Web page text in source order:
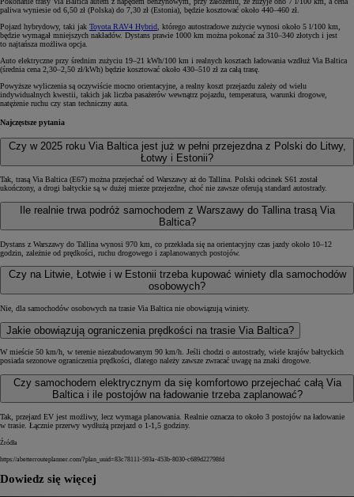
paliwa wyniesie od 6,50 zł (Polska) do 7,30 zł (Estonia), będzie kosztować około 440–460 zł.
Pojazd hybrydowy, taki jak Toyota RAV4 Hybrid , którego autostradowe zużycie wynosi około 5 l/100 km,
będzie wymagał mniejszych nakładów. Dystans prawie 1000 km można pokonać za 310–340 złotych i jest
to najtańsza możliwa opcja.
Auto elektryczne przy średnim zużyciu 19–21 kWh/100 km i realnych kosztach ładowania wzdłuż Via Baltica
(średnia cena 2,30–2,50 zł/kWh) będzie kosztować około 430–510 zł za całą trasę.
Powyższe wyliczenia są oczywiście mocno orientacyjne, a realny koszt przejazdu zależy od wielu
indywidualnych kwestii, takich jak liczba pasażerów wewnątrz pojazdu, temperatura, warunki drogowe,
natężenie ruchu czy stan techniczny auta.
Najczęstsze pytania
Czy w 2025 roku Via Baltica jest już w pełni przejezdna z Polski do Litwy,
Łotwy i Estonii?
Tak, trasą Via Baltica (E67) można przejechać od Warszawy aż do Tallina. Polski odcinek S61 został
ukończony, a drogi bałtyckie są w dużej mierze przejezdne, choć nie zawsze oferują standard autostrady.
Ile realnie trwa podróż samochodem z Warszawy do Tallina trasą Via
Baltica?
Dystans z Warszawy do Tallina wynosi 970 km, co przekłada się na orientacyjny czas jazdy około 10–12
godzin, zależnie od prędkości, ruchu drogowego i zaplanowanych postojów.
Czy na Litwie, Łotwie i w Estonii trzeba kupować winiety dla samochodów
osobowych?
Nie, dla samochodów osobowych na trasie Via Baltica nie obowiązują winiety.
Jakie obowiązują ograniczenia prędkości na trasie Via Baltica?
W mieście 50 km/h, w terenie niezabudowanym 90 km/h. Jeśli chodzi o autostrady, wiele krajów bałtyckich
posiada sezonowe ograniczenia prędkości, dlatego należy zawsze zwracać uwagę na znaki drogowe.
Czy samochodem elektrycznym da się komfortowo przejechać całą Via
Baltica i ile postojów na ładowanie trzeba zaplanować?
Tak, przejazd EV jest możliwy, lecz wymaga planowania. Realnie oznacza to około 3 postojów na ładowanie
w trasie. Łącznie przerwy wydłużą przejazd o 1-1,5 godziny.
Źródła
https://abetterrouteplanner.com/?plan_uuid=83c78111-593a-453b-8030-c689d22798fd
Dowiedz się więcej